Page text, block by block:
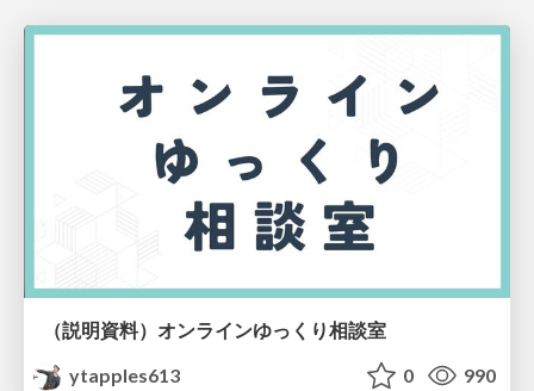
（説明資料）オンラインゆっくり相談室
ytapples613
0 990